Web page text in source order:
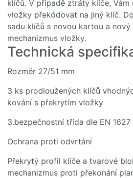
klíčů. V případě ztráty klíče, Vám
vložky překódovat na jiný klíč.
sadu klíčů s novou kartou a nový
mechanizmus vložky.
Technická
Rozměr 27/51 mm
3 ks prodloužených klíčů
kování s překrytím vložky
3.bezpečnostní třída dle EN 1627
Ochrana proti odvrtání
Překrytý profil klíče a tvarové
mechanizmus proti překonání